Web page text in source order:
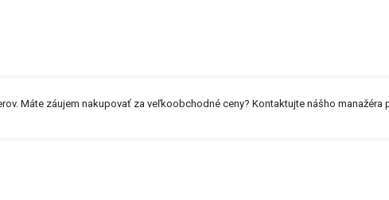
Máte záujem nakupovať za veľkoobchodné ceny? Kontaktujte nášho manažéra